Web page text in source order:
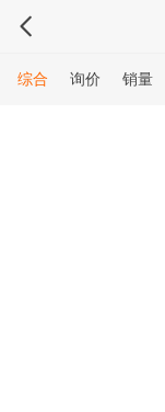
综合 询价 销量